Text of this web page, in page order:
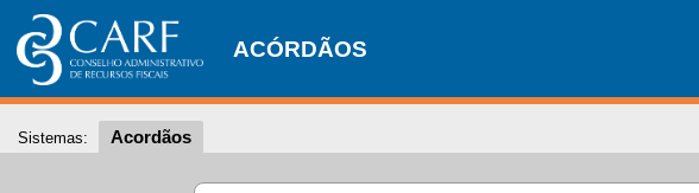
ACÓRDÃOS
Sistemas: Acordãos